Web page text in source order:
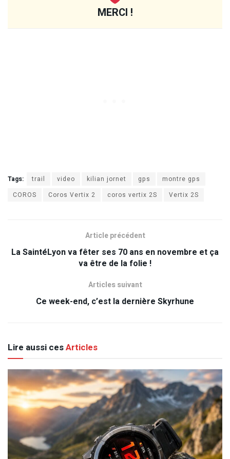
MERCI !
Tags: trail video kilian jornet gps
montre gps
COROS
Coros Vertix 2 coros vertix 2S Vertix 2S
Article précédent
La SaintéLyon va fêter ses 70 ans en novembre et ça
va être de la folie !
Articles suivant
Ce week-end, c’est la dernière Skyrhune
Lire aussi cesArticles